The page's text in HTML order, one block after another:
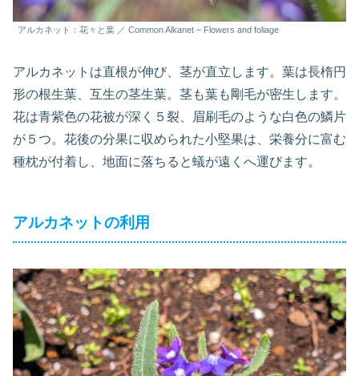
アルカネット：花々と葉 ／ Common Alkanet – Flowers and foliage
アルカネットは直根が伸び、茎が直立します。葉は長楕円
形の根生葉、互生の茎生葉。茎も葉も剛毛が密生します。
花は青紫色の花被が深く５裂、眉刷毛のような白色の鱗片
が５つ。花後の分果に収められた小堅果は、栄養分に富む
種枕が付着し、地面に落ちると蟻が遠くへ運びます。
アルカネットの利用